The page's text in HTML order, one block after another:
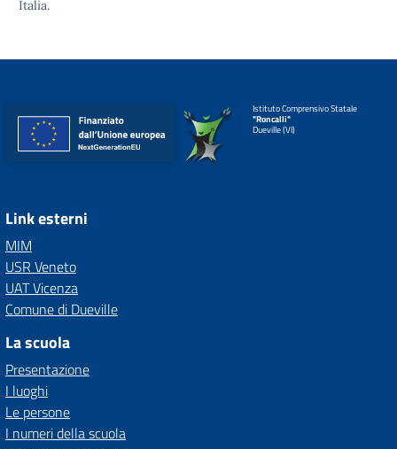
Italia.
Istituto Comprensivo Statale
"Roncalli"
Dueville (VI)
Link esterni
MIM
USR Veneto
UAT Vicenza
Comune di Dueville
La scuola
Presentazione
I luoghi
Le persone
I numeri della scuola